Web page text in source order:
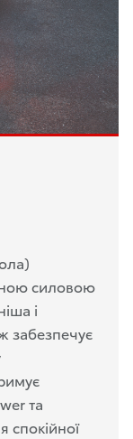
силовою
і
забезпечує
та
спокійної